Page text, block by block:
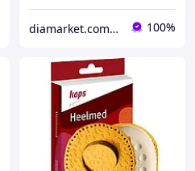
diamarket.com.ua - товары для диабетиков 100%